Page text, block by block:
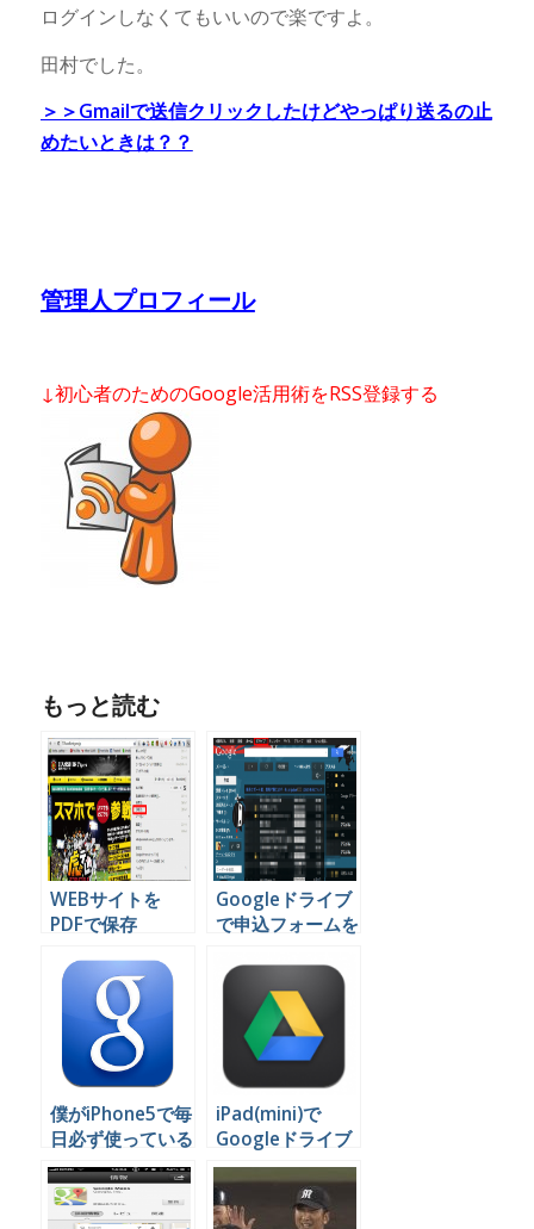
ログインしなくてもいいので楽ですよ。
田村でした。
＞＞Gmailで送信クリックしたけどやっぱり送るの止
めたいときは？？
管理人プロフィール
↓初心者のためのGoogle活用術をRSS登録する
もっと読む
WEBサイトを
PDFで保存
Googleドライブ
で申込フォームを
グに掲載できる超
簡単な方法
僕がiPhone5で毎
日必ず使っている
５つのGoogleサ
ービスと便利な関
連アプリ
iPad(mini)で
Googleドライブ
のデータを編集す
る